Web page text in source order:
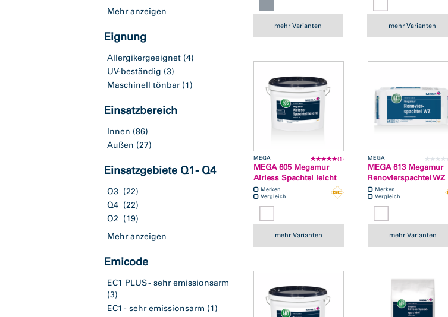
Mehr anzeigen
Eignung
Allergikergeeignet (4)
UV-beständig (3)
Maschinell tönbar (1)
Einsatzbereich
Innen (86)
Außen (27)
Einsatzgebiete Q1 - Q4
Q3 (22)
Q4 (22)
Q2 (19)
Mehr anzeigen
Emicode
EC1 PLUS - sehr emissionsarm
(3)
EC1 - sehr emissionsarm (1)
mehr Varianten mehr Varianten
MEGA (1)
MEGA 605 Megamur
Airless Spachtel leicht
Merken
Vergleich
mehr Varianten
MEGA
MEGA 613 Megamur
Renovierspachtel WZ
Merken
Vergleich
mehr Varianten